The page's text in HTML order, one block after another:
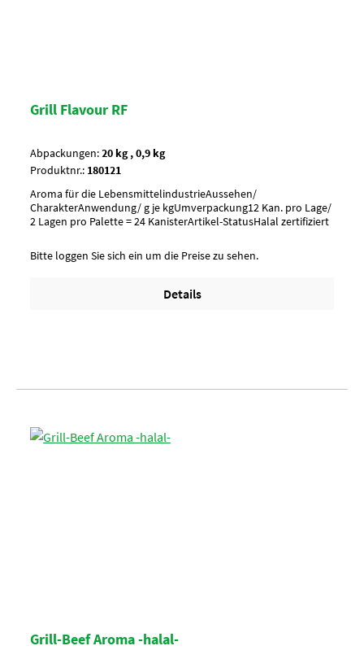
Grill Flavour RF
Abpackungen:
20 kg , 0,9 kg
Produktnr.: 180121
Aroma für die LebensmittelindustrieAussehen/
CharakterAnwendung/ g je kgUmverpackung12 Kan. pro Lage/
2 Lagen pro Palette = 24 KanisterArtikel-StatusHalal zertifiziert
Bitte loggen Sie sich ein um die Preise zu sehen.
Details
Grill-Beef Aroma -halal-